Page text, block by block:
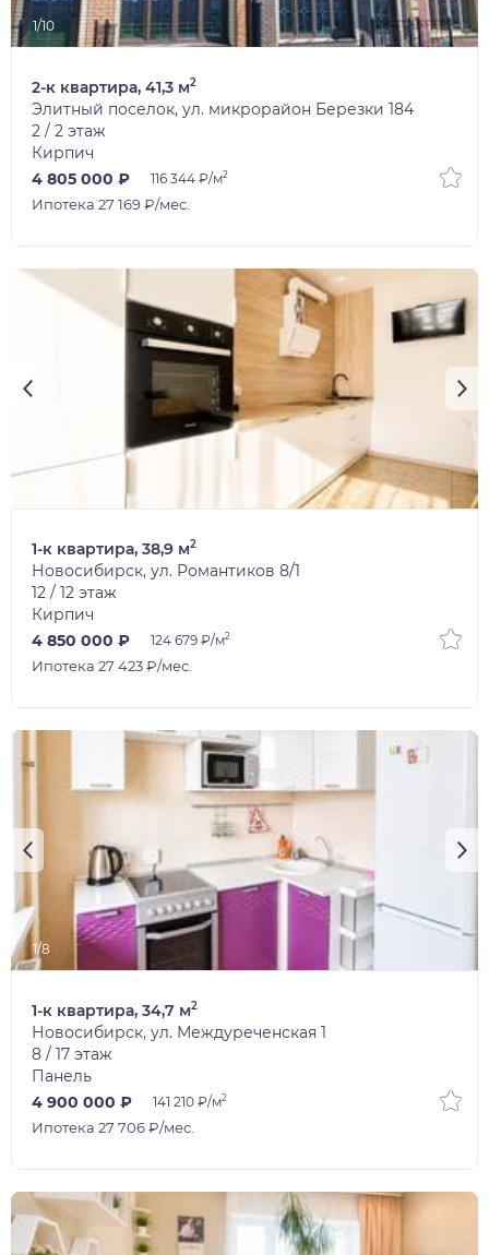
1/10
2-к квартира, 41,3 м2
Элитный поселок, ул. микрорайон Березки 184
2 / 2 этаж
Кирпич
4 805 000 ₽
116 344 ₽/м2
Ипотека 27 169 ₽/мес.
1-к квартира, 38,9 м2
Новосибирск, ул. Романтиков 8/1
12 / 12 этаж
Кирпич
4 850 000 ₽
124 679 ₽/м2
Ипотека 27 423 ₽/мес.
1/8
1-к квартира, 34,7 м2
Новосибирск, ул. Междуреченская 1
8 / 17 этаж
Панель
4 900 000 ₽
141 210 ₽/м2
Ипотека 27 706 ₽/мес.